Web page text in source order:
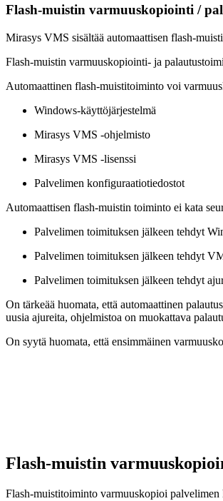
Flash-muistin varmuuskopiointi /
Mirasys VMS sisältää automaattisen flash-
Flash-muistin varmuuskopiointi- ja
Automaattinen flash-muistitoiminto voi
Windows-käyttöjärjestelmä
Mirasys VMS -ohjelmisto
Mirasys VMS -lisenssi
Palvelimen konfiguraatiotiedostot
Automaattisen flash-muistin toiminto ei kata
Palvelimen toimituksen jälkeen tehdyt
Palvelimen toimituksen jälkeen tehdyt
Palvelimen toimituksen jälkeen tehdyt
On tärkeää huomata, että automaattinen
uusia ajureita, ohjelmistoa on muokattava
On syytä huomata, että ensimmäinen
Flash-muistin
Flash-muistitoiminto varmuuskopioi palvelimen